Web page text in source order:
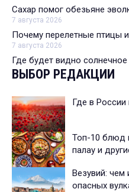
Сахар помог обезьяне
7 августа 2026
Почему перелетные птицы
7 августа 2026
Где будет видно солнечное
ВЫБОР РЕДАКЦИИ
Где в
Топ-10 блюд
палау и
Везувий: чем
опасных